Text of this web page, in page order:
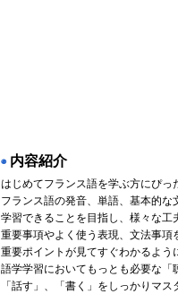
◉ 内容紹介
はじめてフランス語を学ぶ方にぴっ
フランス語の発音、単語、基本的な
学習できることを目指し、様々な工
重要事項やよく使う表現、文法事項
重要ポイントが見てすぐわかるよう
語学学習においてもっとも必要な「
「話す」、「書く」をしっかりマス